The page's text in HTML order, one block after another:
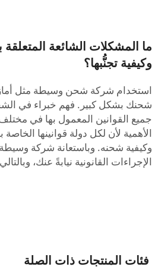
ما المشكلات الشائعة
وكيفية تجنُّبها؟
استخدام شركة شحن وسيطة مثل
شحنك بشكل كبير. فهم خبراء في
جميع القوانين المعمول بها في
الأهمية لأن لكل دولة قوانينها
الإجراءات القانونية نيابةً عنك،
فئات المنتجات ذات الصلة